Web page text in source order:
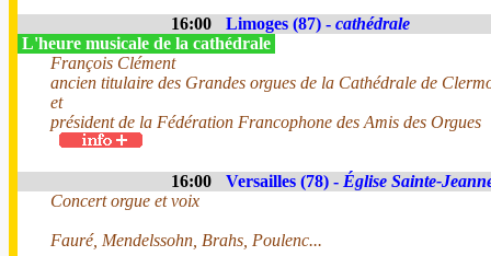
16:00 Limoges (87) - cathédrale
L'heure musicale de la cathédrale
François Clément
ancien titulaire des Grandes orgues de la Cathédrale de
et
président de la Fédération Francophone des Amis des Orgues
16:00 Versailles (78) - Église Sainte-
Concert orgue et voix
Fauré, Mendelssohn, Brahs, Poulenc...